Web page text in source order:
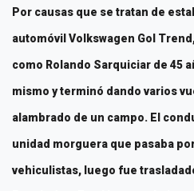
Por causas que se tratan de
automóvil Volkswagen Gol
como Rolando Sarquiciar de 45
mismo y terminó dando varios
alambrado de un campo. El
unidad morguera que pasaba
vehiculistas, luego fue